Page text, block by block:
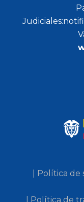
| Política
| Política de